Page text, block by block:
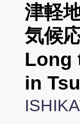
津軽
気候
Long
in